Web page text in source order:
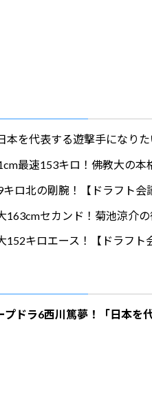
本を代表する遊撃手になりた
最速153キロ！佛教大の本
ロ北の剛腕！【ドラフト会
163cmセカンド！菊池涼介
キロエース！【ドラフト
プドラ6西川篤夢！「日本を